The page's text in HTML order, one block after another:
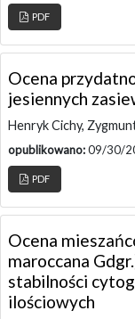
PDF
Ocena
jesiennych
Henryk Cichy,
opublikowano:09/30/
PDF
Ocena
maroccana
stabilności
ilościowych